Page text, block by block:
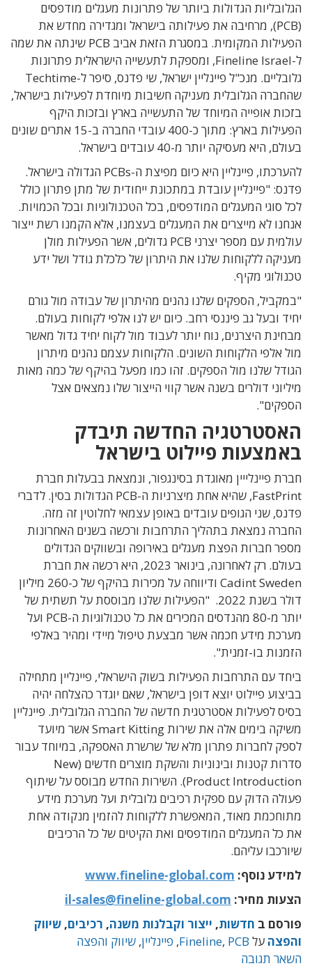
הגלובליות הגדולות ביותר של פתרונות מעגלים מודפסים
(PCB), מרחיבה את פעילותה בישראל ומגדירה מחדש את
הפעילות המקומית. במסגרת הזאת אביב PCB שינתה את שמה
ל-Fineline Israel, ומספקת לתעשייה הישראלית פתרונות
גלובליים. מנכ"ל פיינליין ישראל, שי פדנס, סיפר ל-Techtime
שהחברה הגלובלית מעניקה חשיבות מיוחדת לפעילות בישראל,
בזכות אופייה המיוחד של התעשייה בארץ ובזכות היקף
הפעילות בארץ: מתוך כ-400 עובדי החברה ב-15 אתרים שונים
בעולם, היא מעסיקה יותר מ-40 עובדים בישראל.
להערכתו, פיינליין היא כיום מפיצת ה-PCBs הגדולה בישראל.
פדנס: "פיינליין עובדת במתכונת ייחודית של מתן פתרון כולל
לכל סוגי המעגלים המודפסים, בכל הטכנולוגיות ובכל הכמויות.
אנחנו לא מייצרים את המעגלים בעצמנו, אלא הקמנו רשת ייצור
עולמית עם מספר יצרני PCB גדולים, אשר הפעילות מולן
מעניקה ללקוחות שלנו את היתרון של כלכלת גודל ושל ידע
טכנולוגי מקיף.
"במקביל, הספקים שלנו נהנים מהיתרון של עבודה מול גורם
יחיד ובעל גב פיננסי רחב. כיום יש לנו אלפי לקוחות בעולם.
מבחינת היצרנים, נוח יותר לעבוד מול לקוח יחיד גדול מאשר
מול אלפי הלקוחות השונים. הלקוחות עצמם נהנים מיתרון
הגודל שלנו מול הספקים. זהו כמו מפעל בהיקף של כמה מאות
מיליוני דולרים בשנה אשר קווי הייצור שלו נמצאים אצל
הספקים".
האסטרטגיה החדשה תיבדק
באמצעות פיילוט בישראל
חברת פיינלייין מאוגדת בסינגפור, ונמצאת בבעלות חברת
FastPrint, שהיא אחת מיצרניות ה-PCB הגדולות בסין. לדברי
פדנס, שני הגופים עובדים באופן עצמאי לחלוטין זה מזה.
החברה נמצאת בתהליך התרחבות ורכשה בשנים האחרונות
מספר חברות הפצת מעגלים באירופה ובשווקים הגדולים
בעולם. רק לאחרונה, בינואר 2023, היא רכשה את חברת
Cadint Sweden ודיווחה על מכירות בהיקף של כ-260 מיליון
דולר בשנת 2022. "הפעילות שלנו מבוססת על תשתית של
יותר מ-80 מהנדסים המכירים את כל טכנולוגיות ה-PCB ועל
מערכת מידע חכמה אשר מבצעת טיפול מיידי ומהיר באלפי
הזמנות בו-זמנית".
ביחד עם התרחבות הפעילות בשוק הישראלי, פיינליין מתחילה
בביצוע פיילוט יוצא דופן בישראל, שאם יוגדר כהצלחה יהיה
בסיס לפעילות אסטרטגית חדשה של החברה הגלובלית. פיינליין
משיקה בימים אלה את שירות Smart Kitting אשר מיועד
לספק לחברות פתרון מלא של שרשרת האספקה, במיוחד עבור
סדרות קטנות ובינוניות והשקת מוצרים חדשים (New
Product Introduction). השירות החדש מבוסס על שיתוף
פעולה הדוק עם ספקית רכיבים גלובלית ועל מערכת מידע
מתוחכמת מאוד, המאפשרת ללקוחות להזמין מנקודה אחת
את כל המעגלים המודפסים ואת הקיטים של כל הרכיבים
שיורכבו עליהם.
למידע נוסף: www.fineline-global.com
הצעות מחיר: il-sales@fineline-global.com
פורסם ב חדשות, ייצור וקבלנות משנה, רכיבים, שיווק
והפצה על Fineline, PCB
, פיינליין, שיווק והפצה
השאר תגובה